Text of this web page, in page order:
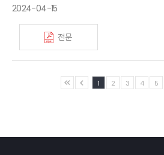
2024-04-15
전문
1 2 3 4 5